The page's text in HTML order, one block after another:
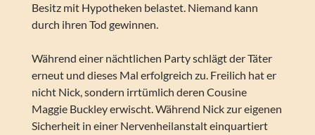
Besitz mit Hypotheken belastet. Niemand kann
durch ihren Tod gewinnen.
Während einer nächtlichen Party schlägt der Täter
erneut und dieses Mal erfolgreich zu. Freilich hat er
nicht Nick, sondern irrtümlich deren Cousine
Maggie Buckley erwischt. Während Nick zur eigenen
Sicherheit in einer Nervenheilanstalt einquartiert